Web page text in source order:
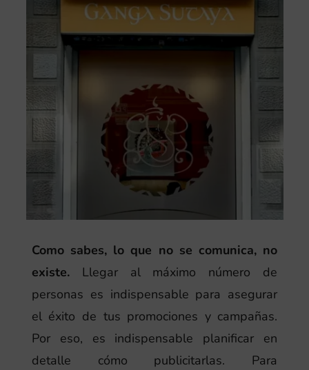
Como sabes, lo que no se comunica, no
existe.Llegar al máximo número de
personas es indispensable para asegurar
el éxito de tus promociones y campañas.
Por eso, es indispensable planificar en
detalle cómo publicitarlas. Para